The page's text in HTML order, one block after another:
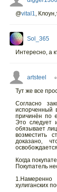
@vital1,
Sol_365
Интересно, а
artsteel ○
Тут же все
Согласно
испорченный
причинён по
Это следует
обязывает
возместить
доказано,
Когда
Покупатель
хулиганских